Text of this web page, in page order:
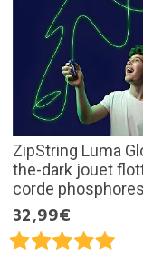
ZipString Luma
the-dark jouet
corde
32,99€